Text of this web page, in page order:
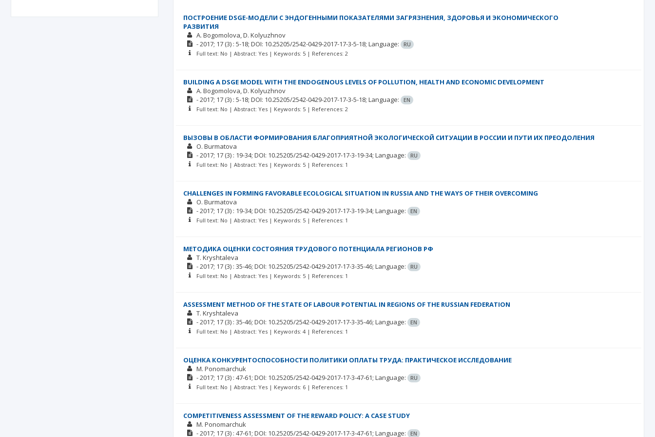
ПОСТРОЕНИЕ DSGE-МОДЕЛИ С ЭНДОГЕННЫМИ ПОКАЗАТЕЛЯМИ ЗАГРЯЗНЕНИЯ, ЗДОРОВЬЯ И ЭКОНОМИЧЕСКОГО
РАЗВИТИЯ
A. Bogomolova D. Kolyuzhnov
-2017; 17 (3) : 5-18; DOI: 10.25205/2542-0429-2017-17-3-5-18; Language: RU
Full text: No | Abstract: Yes | Keywords: 5 | References: 2
BUILDING A DSGE MODEL WITH THE ENDOGENOUS LEVELS OF POLLUTION, HEALTH AND ECONOMIC DEVELOPMENT
A. Bogomolova D. Kolyuzhnov
-2017; 17 (3) : 5-18; DOI: 10.25205/2542-0429-2017-17-3-5-18; Language: EN
Full text: No | Abstract: Yes | Keywords: 5 | References: 2
ВЫЗОВЫ В ОБЛАСТИ ФОРМИРОВАНИЯ БЛАГОПРИЯТНОЙ ЭКОЛОГИЧЕСКОЙ СИТУАЦИИ В РОССИИ И ПУТИ ИХ ПРЕОДОЛЕНИЯ
O. Burmatova
-2017; 17 (3) : 19-34; DOI: 10.25205/2542-0429-2017-17-3-19-34; Language: RU
Full text: No | Abstract: Yes | Keywords: 5 | References: 1
CHALLENGES IN FORMING FAVORABLE ECOLOGICAL SITUATION IN RUSSIA АND THE WAYS OF THEIR OVERCOMING
O. Burmatova
-2017; 17 (3) : 19-34; DOI: 10.25205/2542-0429-2017-17-3-19-34; Language: EN
Full text: No | Abstract: Yes | Keywords: 5 | References: 1
МЕТОДИКА ОЦЕНКИ СОСТОЯНИЯ ТРУДОВОГО ПОТЕНЦИАЛА РЕГИОНОВ РФ
T. Kryshtaleva
-2017; 17 (3) : 35-46; DOI: 10.25205/2542-0429-2017-17-3-35-46; Language: RU
Full text: No | Abstract: Yes | Keywords: 5 | References: 1
ASSESSMENT METHOD OF THE STATE OF LABOUR POTENTIAL IN REGIONS OF THE RUSSIAN FEDERATION
T. Kryshtaleva
-2017; 17 (3) : 35-46; DOI: 10.25205/2542-0429-2017-17-3-35-46; Language: EN
Full text: No | Abstract: Yes | Keywords: 4 | References: 1
ОЦЕНКА КОНКУРЕНТОСПОСОБНОСТИ ПОЛИТИКИ ОПЛАТЫ ТРУДА: ПРАКТИЧЕСКОЕ ИССЛЕДОВАНИЕ
M. Ponomarchuk
-2017; 17 (3) : 47-61; DOI: 10.25205/2542-0429-2017-17-3-47-61; Language: RU
Full text: No | Abstract: Yes | Keywords: 6 | References: 1
COMPETITIVENESS ASSESSMENT OF THE REWARD POLICY: A CASE STUDY
M. Ponomarchuk
-2017; 17 (3) : 47-61; DOI: 10.25205/2542-0429-2017-17-3-47-61; Language: EN